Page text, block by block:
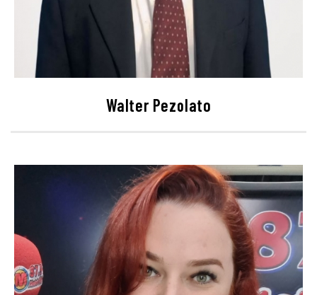
Walter Pezolato